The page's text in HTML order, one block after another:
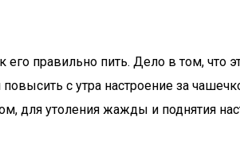
правильно пить. Дело в том, что
с утра настроение за
для утоления жажды и поднятия